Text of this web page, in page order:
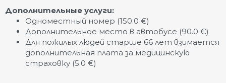
Дополнительные услуги:
Одноместный номер (150.0 €)
Дополнительное место в автобусе (90.0 €)
Для пожилых людей старше 66 лет взимается
дополнительная плата за медицинскую
страховку (5.0 €)